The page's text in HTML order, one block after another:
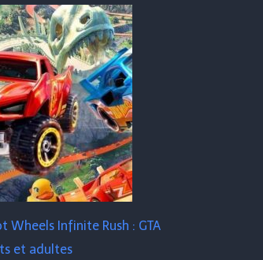
Wheels Infinite Rush : GTA
et adultes